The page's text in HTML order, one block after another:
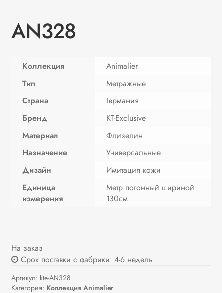
На заказ
Срок поставки с фабрики: 4-6 недель
Артикул: kte-AN328
Категория: Коллекция Animalier
AN328
Коллекция
Animalier
Тип
Метражные
Страна
Германия
Бренд
KT-Exclusive
Материал
Флизелин
Назначение
Универсальные
Дизайн
Имитация кожи
Единица
измерения
Метр погонный шириной
130см